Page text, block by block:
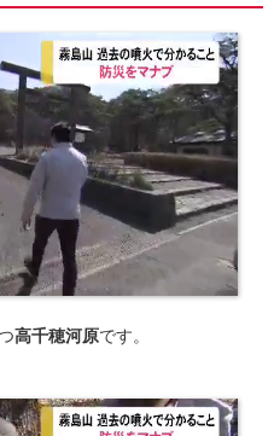
高千穂河原です。